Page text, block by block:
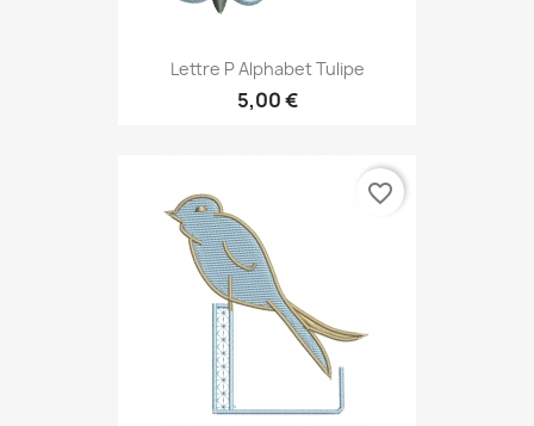
Lettre P Alphabet Tulipe
5,00 €
favorite_border